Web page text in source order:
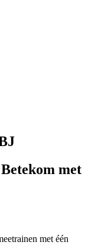
met
met één